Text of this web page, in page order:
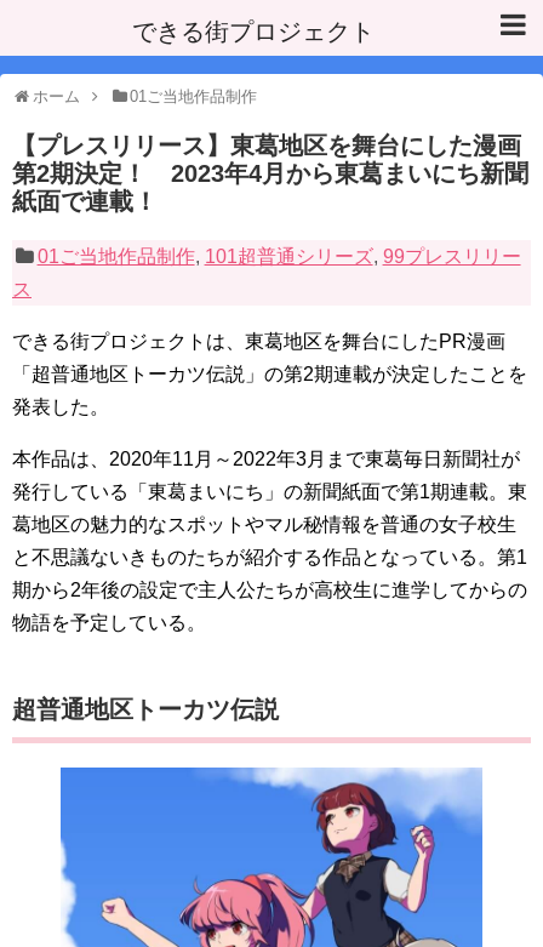
できる街プロジェクト
ホーム 01ご当地作品制作
【プレスリリース】東葛地区を舞台にした漫画
第2期決定！ 2023年4月から東葛まいにち新聞
紙面で連載！
01ご当地作品制作, 101超普通シリーズ, 99プレスリリー
ス
できる街プロジェクトは、東葛地区を舞台にしたPR漫画
「超普通地区トーカツ伝説」の第2期連載が決定したことを
発表した。
本作品は、2020年11月～2022年3月まで東葛毎日新聞社が
発行している「東葛まいにち」の新聞紙面で第1期連載。 東
葛地区の魅力的なスポットやマル秘情報を普通の女子校生
と不思議ないきものたちが紹介する作品となっている。第1
期から2年後の設定で主人公たちが高校生に進学してからの
物語を予定している。
超普通地区トーカツ伝説